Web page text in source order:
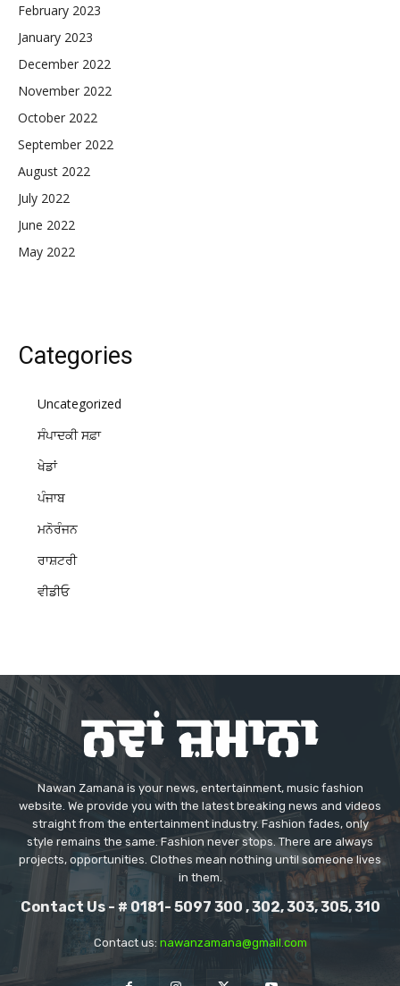
February 2023
January 2023
December 2022
November 2022
October 2022
September 2022
August 2022
July 2022
June 2022
May 2022
Categories
Uncategorized
ਸੰਪਾਦਕੀ ਸਫ਼ਾ
ਖੇਡਾਂ
ਪੰਜਾਬ
ਮਨੋਰੰਜਨ
ਰਾਸ਼ਟਰੀ
ਵੀਡੀਓ
Nawan Zamana is your news, entertainment, music fashion
website. We provide you with the latest breaking news and videos
straight from the entertainment industry. Fashion fades, only
style remains the same. Fashion never stops. There are always
projects, opportunities. Clothes mean nothing until someone lives
in them.
Contact Us - # 0181- 5097 300 , 302, 303, 305, 310
Contact us: nawanzamana@gmail.com